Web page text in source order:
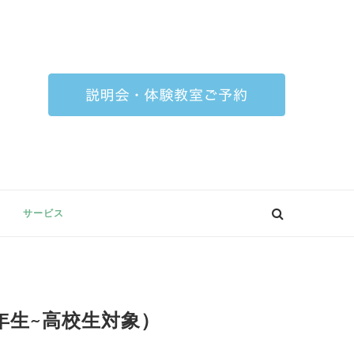
サービス
~高校生対象）